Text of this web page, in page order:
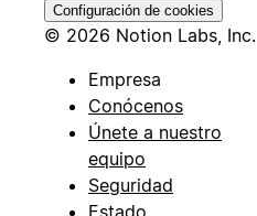
Configuración de cookies
© 2026 Notion Labs, Inc.
Empresa
Conócenos
Únete a nuestro
equipo
Seguridad